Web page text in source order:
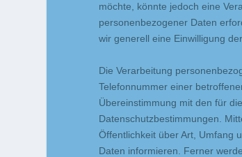
möchte, könnte jedoch eine
personenbezogener Daten
wir generell eine Einwilligung
Die Verarbeitung
Telefonnummer einer
Übereinstimmung mit den für
Datenschutzbestimmungen.
Öffentlichkeit über Art, Umfang
Daten informieren. Ferner